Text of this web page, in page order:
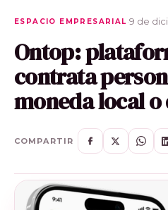
ESPACIO EMPRESARIAL ·9 de
Ontop:
contrata
moneda local o
COMPARTIR